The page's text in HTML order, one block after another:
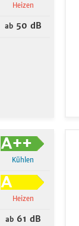
Heizen
ab50 dB
Kühlen
Heizen
ab61 dB